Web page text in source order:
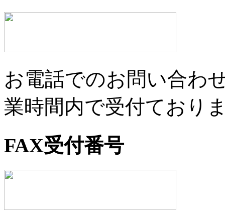
お電話でのお問い合わ
業時間内で受付ており
FAX受付番号